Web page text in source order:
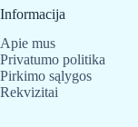
Informacija
Apie mus
Privatumo politika
Pirkimo sąlygos
Rekvizitai